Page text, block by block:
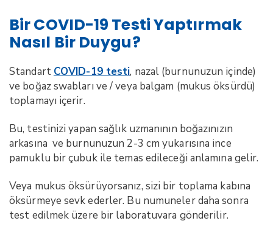
Bir COVID-19 Testi Yaptırmak
Nasıl Bir Duygu?
Standart COVID-19 testi, nazal (burnunuzun içinde)
ve boğaz swabları ve / veya balgam (mukus öksürdü)
toplamayı içerir.
Bu, testinizi yapan sağlık uzmanının boğazınızın
arkasına ve burnunuzun 2-3 cm yukarısına ince
pamuklu bir çubuk ile temas edileceği anlamına gelir.
Veya mukus öksürüyorsanız, sizi bir toplama kabına
öksürmeye sevk ederler. Bu numuneler daha sonra
test edilmek üzere bir laboratuvara gönderilir.